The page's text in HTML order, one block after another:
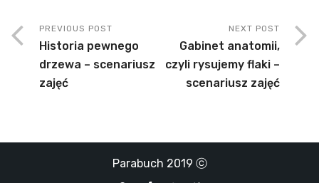
PREVIOUS POST
Historia pewnego
drzewa – scenariusz
zajęć
NEXT POST
Gabinet anatomii,
czyli rysujemy flaki –
scenariusz zajęć
Parabuch 2019 ⓒ